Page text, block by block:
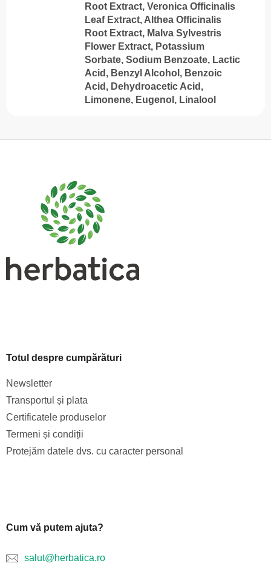
Root Extract, Veronica Officinalis
Leaf Extract, Althea Officinalis
Root Extract, Malva Sylvestris
Flower Extract, Potassium
Sorbate, Sodium Benzoate, Lactic
Acid, Benzyl Alcohol, Benzoic
Acid, Dehydroacetic Acid,
Limonene, Eugenol, Linalool
Totul despre cumpărături
Newsletter
Transportul și plata
Certificatele produselor
Termeni și condiții
Protejăm datele dvs. cu caracter personal
Cum vă putem ajuta?
salut@herbatica.ro